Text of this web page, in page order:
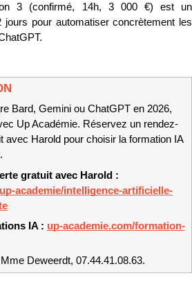
3 (confirmé, 14h, 3 000 €) est un
jours pour automatiser concrètement les
Bard, Gemini ou ChatGPT en 2026,
Up Académie. Réservez un rendez-
avec Harold pour choisir la formation IA
academie/intelligence-artificielle-
IA : up-academie.com/formation-
Mme Deweerdt, 07.44.41.08.63.